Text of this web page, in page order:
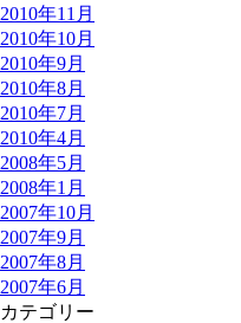
2010年11月
2010年10月
2010年9月
2010年8月
2010年7月
2010年4月
2008年5月
2008年1月
2007年10月
2007年9月
2007年8月
2007年6月
カテゴリー